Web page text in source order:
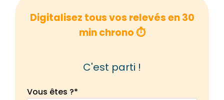
Digitalisez tous vos relevés en 30
min chrono ⏱️
C'est parti !
Vous êtes ?*